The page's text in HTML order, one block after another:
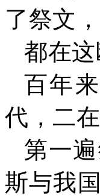
了祭文
都在
百年
代，二
第一
斯与我